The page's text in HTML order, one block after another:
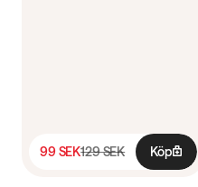
99 SEK129 SEK Köp